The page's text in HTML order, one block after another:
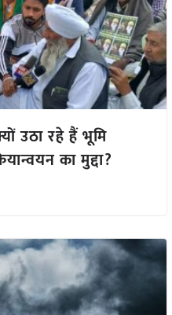
उठा रहे हैं भूमि
का मुद्दा?